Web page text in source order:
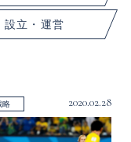
設立・運営
略 2020.02.28